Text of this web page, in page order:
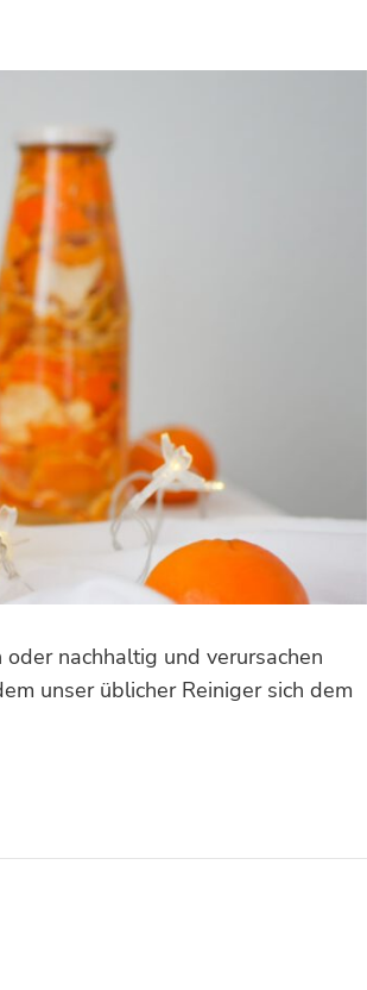
nachhaltig und verursachen
unser üblicher Reiniger sich dem